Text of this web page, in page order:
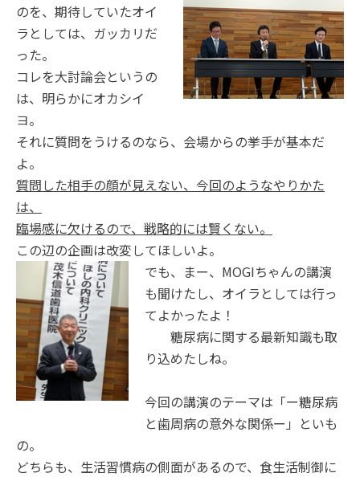
のを、期待していたオイ
ラとしては、ガッカリだ
った。
コレを大討論会というの
は、明らかにオカシイ
ヨ。
それに質問をうけるのなら、会場からの挙手が基本だ
よ。
質問した相手の顔が見えない、今回のようなやりかた
は、
臨場感に欠けるので、戦略的には賢くない。
この辺の企画は改変してほしいよ。
でも、まー、MOGIちゃんの講演
も聞けたし、オイラとしては行っ
てよかったよ！
糖尿病に関する最新知識も取
り込めたしね。
今回の講演のテーマは「ー糖尿病
と歯周病の意外な関係ー」といも
の。
どちらも、生活習慣病の側面があるので、食生活制御に